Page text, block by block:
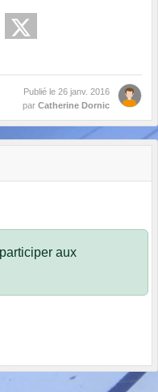
Publié le 26 janv. 2016
par Catherine Dornic
aux